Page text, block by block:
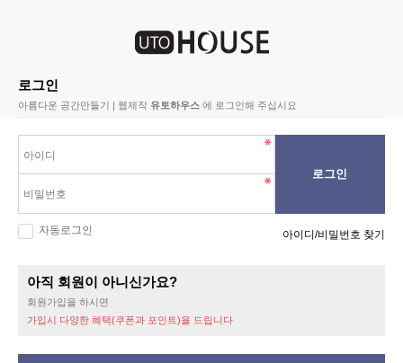
로그인
아름다운 공간만들기 | 웹제작 유토하우스 에 로그인해 주십시요
로그인
자동로그인 아이디/비밀번호 찾기
아직 회원이 아니신가요?
회원가입을 하시면
가입시 다양한 혜택(쿠폰과 포인트)을 드립니다